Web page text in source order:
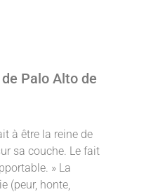
Palo Alto de
à être la reine de
sa couche. Le fait
» La
(peur, honte,